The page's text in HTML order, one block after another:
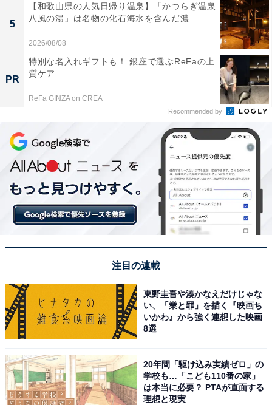
5
【和歌山県の人気日帰り温泉】「かつらぎ温泉
八風の湯」は名物の化石海水を含んだ濃...
2026/08/08
PR
特別な名入れギフトも！ 銀座で選ぶReFaの上
質ケア
ReFa GINZA on CREA
Recommended by
注目の連載
東野圭吾や湊かなえだけじゃな
い、「業と罪」を描く『映画ち
いかわ』から強く連想した映画
8選
20年間「駆け込み実績ゼロ」の
学校も…「こども110番の家」
は本当に必要？ PTAが直面する
理想と現実